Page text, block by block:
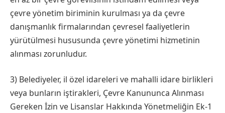
çevre yönetim biriminin kurulması ya da çevre
danışmanlık firmalarından çevresel faaliyetlerin
yürütülmesi hususunda çevre yönetimi hizmetinin
alınması zorunludur.
3) Belediyeler, il özel idareleri ve mahalli idare birlikleri
veya bunların iştirakleri, Çevre Kanununca Alınması
Gereken İzin ve Lisanslar Hakkında Yönetmeliğin Ek-1